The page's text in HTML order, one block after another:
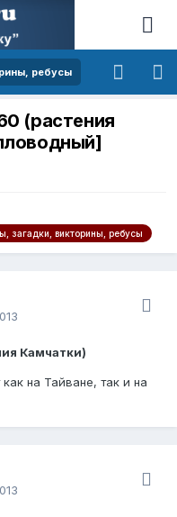
ребусы
(растения
загадки, викторины, ребусы
Камчатки)
на Тайване, так и на